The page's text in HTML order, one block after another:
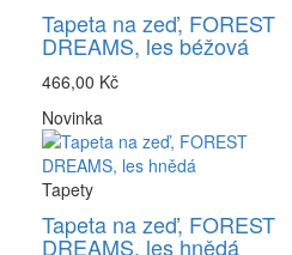
Tapeta na zeď, FOREST
DREAMS, les béžová
466,00 Kč
Novinka
Tapety
Tapeta na zeď, FOREST
DREAMS, les hnědá